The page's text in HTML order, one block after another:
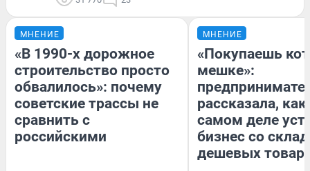
МНЕНИЕ
«В 1990-х дорожное
строительство просто
обвалилось»: почему
советские трассы не
сравнить с
российскими
МНЕНИЕ
«Покупаешь
мешке»:
рассказала, как
самом деле
бизнес со
дешевых